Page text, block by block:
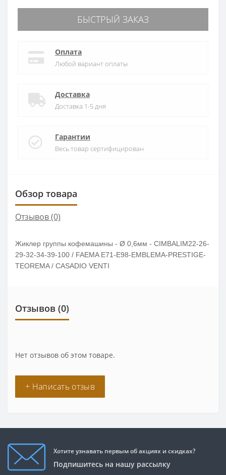
БЫСТРЫЙ ЗАКАЗ
Оплата
Любой вариант оплаты
Доставка
Доставка 1-5 дня
Гарантии
Весь товар сертифицирован
Обзор товара
Отзывов (0)
Жиклер группы кофемашины - Ø 0,6мм - CIMBALIM22-26-
29-32-34-39-100 / FAEMA E71-E98-EMBLEMA-PRESTIGE-
TEOREMA / CASADIO VENTI
Отзывов (0)
Нет отзывов об этом товаре.
+ Написать отзыв
Хотите узнавать первым об акциях и скидках?
Подпишитесь на нашу рассылку